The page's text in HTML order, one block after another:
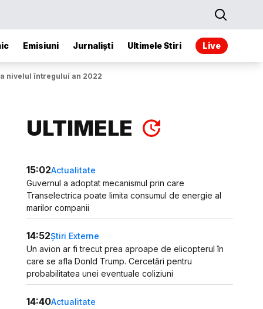
Emisiuni Jurnaliști Ultimele Stiri Live
nivelul întregului an 2022
ULTIMELE
15:02Actualitate
Guvernul a adoptat mecanismul prin care
Transelectrica poate limita consumul de energie al
marilor companii
14:52Știri Externe
Un avion ar fi trecut prea aproape de elicopterul în
care se afla Donld Trump. Cercetări pentru
probabilitatea unei eventuale coliziuni
14:40Actualitate